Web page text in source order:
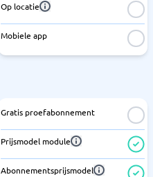
Op locatie
Mobiele app
Gratis proefabonnement
Prijsmodel module
Abonnementsprijsmodel